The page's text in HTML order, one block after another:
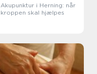
Akupunktur i Herning: når
kroppen skal hjælpes